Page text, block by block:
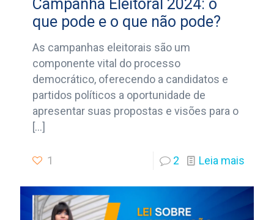
Campanha Eleitoral 2024: o
que pode e o que não pode?
As campanhas eleitorais são um
componente vital do processo
democrático, oferecendo a candidatos e
partidos políticos a oportunidade de
apresentar suas propostas e visões para o
[…]
1 2 Leia mais